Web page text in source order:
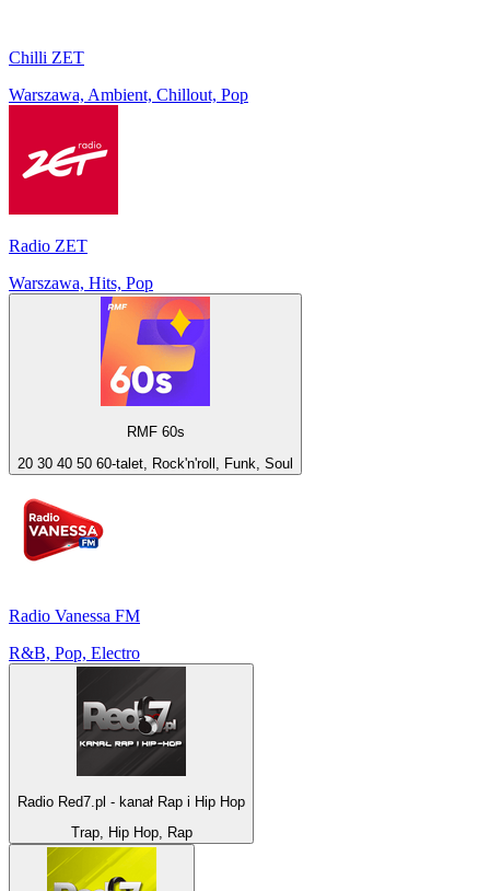
Chilli ZET
Warszawa, Ambient, Chillout, Pop
Radio ZET
Warszawa, Hits, Pop
RMF 60s
20 30 40 50 60-talet, Rock'n'roll, Funk, Soul
Radio Vanessa FM
R&B, Pop, Electro
Radio Red7.pl - kanał Rap i Hip Hop
Trap, Hip Hop, Rap